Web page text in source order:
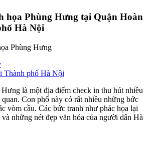
họa Phùng Hưng tại Quận Hoàn
Hà Nội
Thành phố Hà Nội
là một địa điểm check in thu hút nhiều
Con phố này có rất nhiều những bức
vòm cầu. Các bức tranh như phác họa lại
những nét đẹp văn hóa của người dân Hà